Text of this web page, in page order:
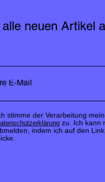
neuen Artikel
stimme der Verarbeitung
zu. Ich kann
indem ich auf den